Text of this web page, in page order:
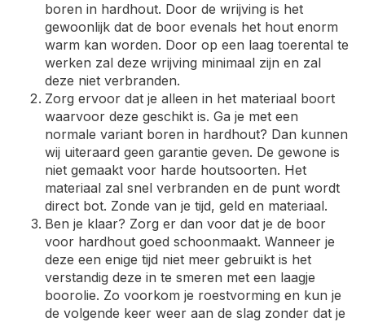
boren in hardhout. Door de wrijving is het
gewoonlijk dat de boor evenals het hout enorm
warm kan worden. Door op een laag toerental te
werken zal deze wrijving minimaal zijn en zal
deze niet verbranden.
Zorg ervoor dat je alleen in het materiaal boort
waarvoor deze geschikt is. Ga je met een
normale variant boren in hardhout? Dan kunnen
wij uiteraard geen garantie geven. De gewone is
niet gemaakt voor harde houtsoorten. Het
materiaal zal snel verbranden en de punt wordt
direct bot. Zonde van je tijd, geld en materiaal.
Ben je klaar? Zorg er dan voor dat je de boor
voor hardhout goed schoonmaakt. Wanneer je
deze een enige tijd niet meer gebruikt is het
verstandig deze in te smeren met een laagje
boorolie. Zo voorkom je roestvorming en kun je
de volgende keer weer aan de slag zonder dat je